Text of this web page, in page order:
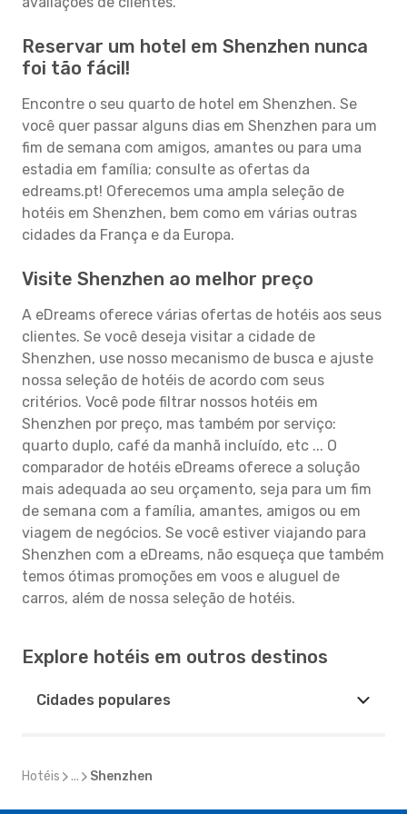
Reservar um hotel em Shenzhen nunca
foi tão fácil!
Encontre o seu quarto de hotel em Shenzhen. Se
você quer passar alguns dias em Shenzhen para um
fim de semana com amigos, amantes ou para uma
estadia em família; consulte as ofertas da
edreams.pt! Oferecemos uma ampla seleção de
hotéis em Shenzhen, bem como em várias outras
cidades da França e da Europa.
Visite Shenzhen ao melhor preço
A eDreams oferece várias ofertas de hotéis aos seus
clientes. Se você deseja visitar a cidade de
Shenzhen, use nosso mecanismo de busca e ajuste
nossa seleção de hotéis de acordo com seus
critérios. Você pode filtrar nossos hotéis em
Shenzhen por preço, mas também por serviço:
quarto duplo, café da manhã incluído, etc ... O
comparador de hotéis eDreams oferece a solução
mais adequada ao seu orçamento, seja para um fim
de semana com a família, amantes, amigos ou em
viagem de negócios. Se você estiver viajando para
Shenzhen com a eDreams, não esqueça que também
temos ótimas promoções em voos e aluguel de
carros, além de nossa seleção de hotéis.
Explore hotéis em outros destinos
Cidades populares
Hotéis ... Shenzhen